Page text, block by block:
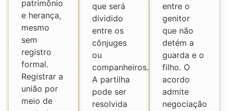
patrimônio
e herança,
mesmo
sem
registro
formal.
Registrar a
união por
meio de
que será
dividido
entre os
cônjuges
ou
companheiros.
A partilha
pode ser
resolvida
entre o
genitor
que não
detém a
guarda e o
filho. O
acordo
admite
negociação